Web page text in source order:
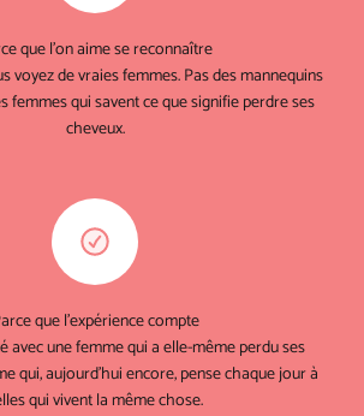
que l'on aime se reconnaître
voyez de vraies femmes. Pas des mannequins
femmes qui savent ce que signifie perdre ses
cheveux.
que l'expérience compte
avec une femme qui a elle-même perdu ses
qui, aujourd'hui encore, pense chaque jour à
qui vivent la même chose.